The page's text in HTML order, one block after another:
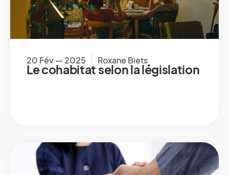
20 Fév — 2025 Roxane Biets
Le cohabitat selon la législation